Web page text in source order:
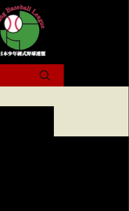
検
索: